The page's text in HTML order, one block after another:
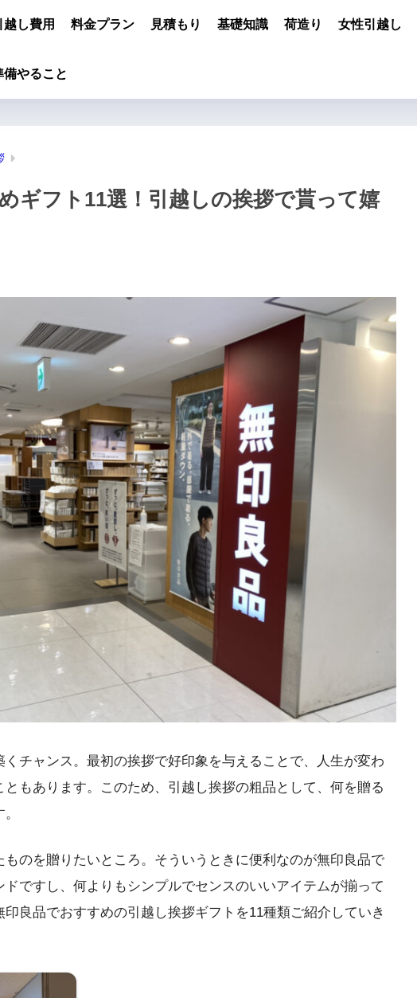
越し費用 料金プラン 見積もり 基礎知識 荷造り 女性引越し
備やること
ギフト11選！引越しの挨拶で貰って嬉
チャンス。最初の挨拶で好印象を与えることで、人生が変わ
もあります。このため、引越し挨拶の粗品として、何を贈る
のを贈りたいところ。そういうときに便利なのが無印良品で
ですし、何よりもシンプルでセンスのいいアイテムが揃って
良品でおすすめの引越し挨拶ギフトを11種類ご紹介していき